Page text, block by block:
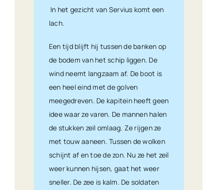
In het gezicht van Servius komt een
lach.
Een tijd blijft hij tussen de banken op
de bodem van het schip liggen. De
wind neemt langzaam af. De boot is
een heel eind met de golven
meegedreven. De kapitein heeft geen
idee waar ze varen. De mannen halen
de stukken zeil omlaag. Ze rijgen ze
met touw aaneen. Tussen de wolken
schijnt af en toe de zon. Nu ze het zeil
weer kunnen hijsen, gaat het weer
sneller. De zee is kalm. De soldaten